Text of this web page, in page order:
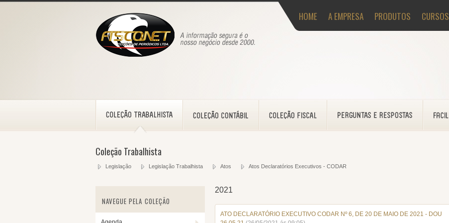
HOME A EMPRESA PRODUTOS CURSOS
Coleção Trabalhista
Legislação Legislação Trabalhista Atos Atos Declaratórios Executivos - CODAR
NAVEGUE PELA COLEÇÃO
2021
ATO DECLARATÓRIO EXECUTIVO CODAR Nº 6, DE 20 DE MAIO DE 2021 - DOU